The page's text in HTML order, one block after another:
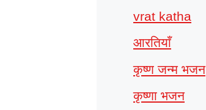
vrat katha
आरतियाँ
कृष्ण जन्म भजन
कृष्णा भजन